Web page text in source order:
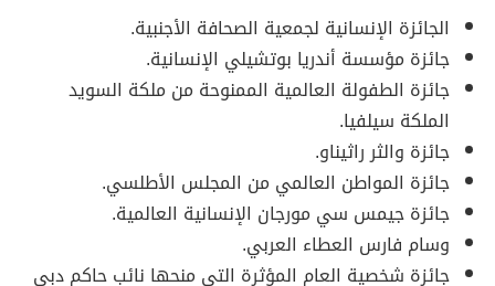
الجائزة الإنسانية لجمعية الصحافة الأجنبية.
جائزة مؤسسة أندريا بوتشيلي الإنسانية.
جائزة الطفولة العالمية الممنوحة من ملكة السويد
الملكة سيلفيا.
جائزة والثر راثيناو.
جائزة المواطن العالمي من المجلس الأطلسي.
جائزة جيمس سي مورجان الإنسانية العالمية.
وسام فارس العطاء العربي.
جائزة شخصية العام المؤثرة التي منحها نائب حاكم دبي